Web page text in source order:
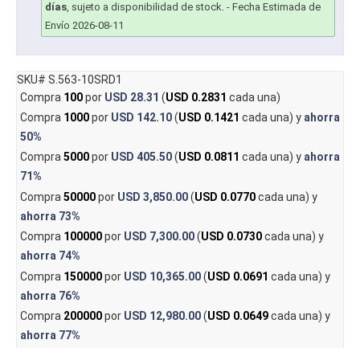
días, sujeto a disponibilidad de stock. - Fecha Estimada de
Envío 2026-08-11
SKU# S.563-10SRD1
Compra 100por USD 28.31 (USD 0.2831 cada una)
Compra 1000por USD 142.10(USD 0.1421 cada una) y ahorra
50%
Compra5000por USD 405.50(USD 0.0811 cada una) y ahorra
71%
Compra 50000por USD 3,850.00(USD 0.0770cada una) y
ahorra 73%
Compra 100000por USD 7,300.00(USD 0.0730cada una) y
ahorra 74%
Compra 150000por USD 10,365.00(USD 0.0691 cada una) y
ahorra 76%
Compra 200000por USD 12,980.00(USD 0.0649cada una) y
ahorra 77%